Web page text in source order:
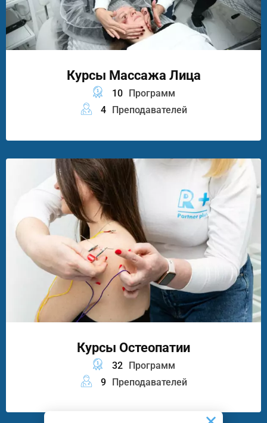
Курсы Массажа Лица
10
Программ
4
Преподавателей
Курсы Остеопатии
32 Программ
9
Преподавателей